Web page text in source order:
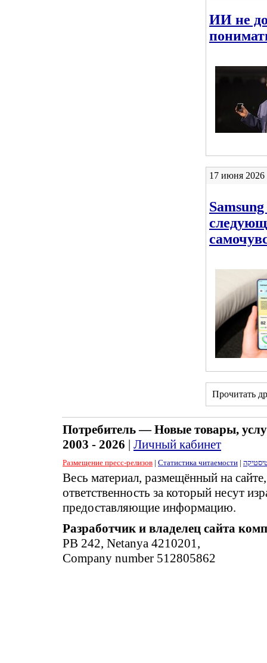
ИИ не
17 июня 2026
Прочитать
Потребитель — Новые товары,
2003 - 2026 | Личный кабинет
Размещение пресс-релизов | Статистика читаемости |
Весь материал, размещённый на
ответственность за который несут
предоставляющие информацию.
Разработчик и владелец сайта
PB 242, Netanya 4210201,
Company number 512805862